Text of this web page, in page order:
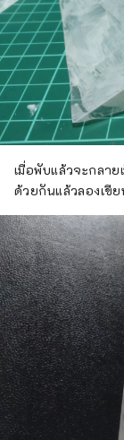
เมื่อพับแล้วจะกลาย
ด้วยกันแล้วลองเขี